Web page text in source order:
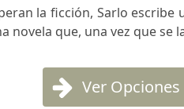
la ficción, Sarlo
novela que, una vez que se
Ver Opciones